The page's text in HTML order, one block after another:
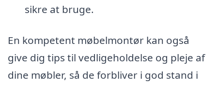
sikre at bruge.
En kompetent møbelmontør kan også
give dig tips til vedligeholdelse og pleje af
dine møbler, så de forbliver i god stand i